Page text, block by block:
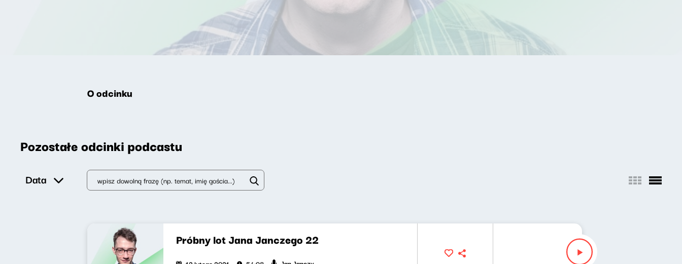
O odcinku
Pozostałe odcinki podcastu
Data
Próbny lot Jana Janczego 22